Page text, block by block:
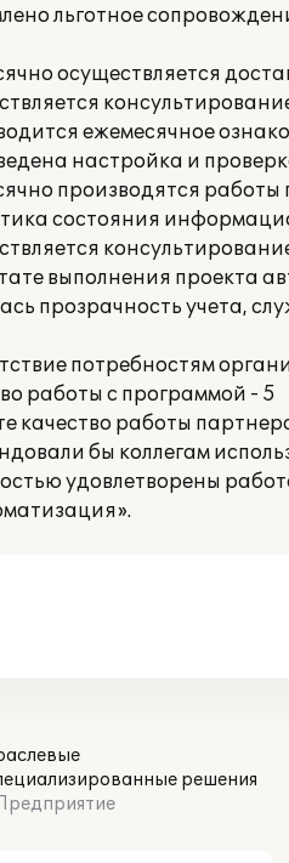
льготное
осуществляется
ежемесячное
настройка и
производятся
состояния
выполнения проекта
прозрачность учета,
потребностям
работы с программой - 5
качество работы
бы коллегам
удовлетворены
решения